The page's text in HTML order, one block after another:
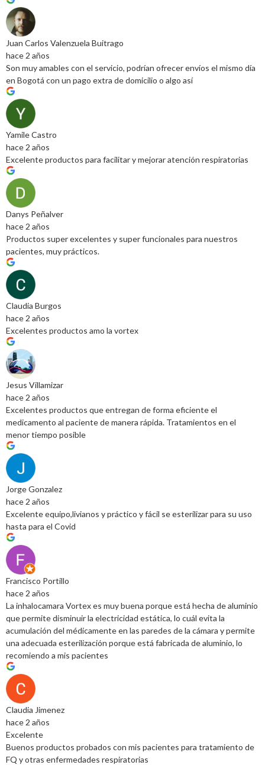
Juan Carlos Valenzuela Buitrago
hace 2 años
Son muy amables con el servicio, podrían ofrecer envíos el mismo día
en Bogotá con un pago extra de domicilio o algo así
Yamile Castro
hace 2 años
Excelente productos para facilitar y mejorar atención respiratorias
Danys Peñalver
hace 2 años
Productos super excelentes y super funcionales para nuestros
pacientes, muy prácticos.
Claudia Burgos
hace 2 años
Excelentes productos amo la vortex
Jesus Villamizar
hace 2 años
Excelentes productos que entregan de forma eficiente el
medicamento al paciente de manera rápida. Tratamientos en el
menor tiempo posible
Jorge Gonzalez
hace 2 años
Excelente equipo,livianos y práctico y fácil se esterilizar para su uso
hasta para el Covid
Francisco Portillo
hace 2 años
La inhalocamara Vortex es muy buena porque está hecha de aluminio
que permite disminuir la electricidad estática, lo cuál evita la
acumulación del médicamente en las paredes de la cámara y permite
una adecuada esterilización porque está fabricada de aluminio, lo
recomiendo a mis pacientes
Claudia Jimenez
hace 2 años
Excelente
Buenos productos probados con mis pacientes para tratamiento de
FQ y otras enfermedades respiratorias